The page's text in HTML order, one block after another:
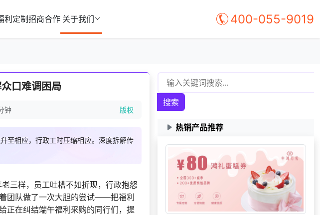
利定制 招商合作 关于我们 400-055-9019
口难调困局
钟 版权
至相应，行政工时压缩相应。深度拆解传
三样，员工吐槽不如折现，行政抱怨
团队做了一次大胆的尝试——把福利
正在纠结端午福利采购的同行们，提
搜索
热销产品推荐
138*** 申请按需体验系统
186*** 17 天前
获取礼品商城搭建资
料
138***
24 天前
咨询积分商城搭建
选择礼品卡商城系统